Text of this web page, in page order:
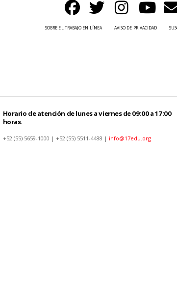
SOBRE EL TRABAJO EN LÍNEA AVISO DE PRIVACIDAD
Horario de atención de lunes a viernes de 09:00 a 17:00
horas.
+52 (55) 5659-1000 | +52 (55) 5511-4488 | info@17edu.org